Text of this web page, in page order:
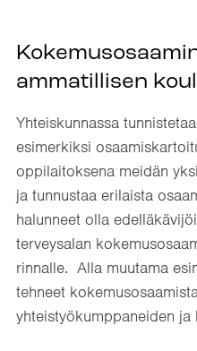
ammatillisen
Yhteiskunnassa
esimerkiksi
oppilaitoksena meidän
ja tunnustaa erilaista
halunneet olla
terveysalan
rinnalle. Alla muutama
tehneet
yhteistyökumppaneiden ja